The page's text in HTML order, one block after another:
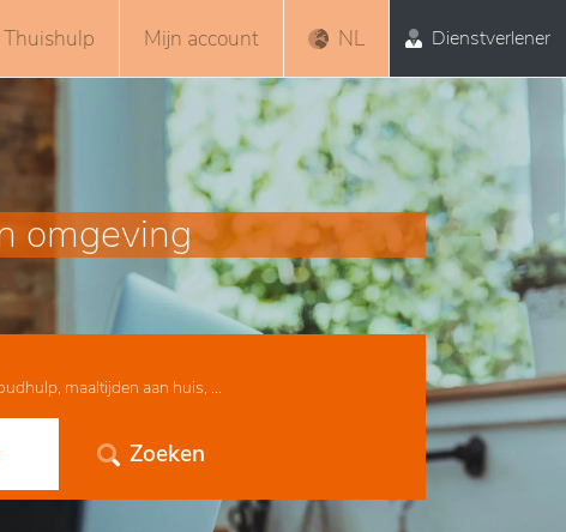
Thuishulp Mijn account NL Dienstverlener
omgeving
maaltijden aan huis, ...
Zoeken